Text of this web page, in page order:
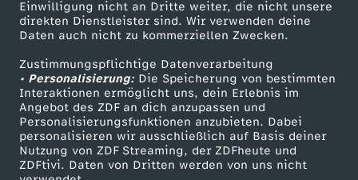
Einwilligung nicht an Dritte weiter, die nicht unsere
direkten Dienstleister sind. Wir verwenden deine
Daten auch nicht zu kommerziellen Zwecken.
Zustimmungspflichtige Datenverarbeitung
• Personalisierung:Die Speicherung von bestimmten
Interaktionen ermöglicht uns, dein Erlebnis im
Angebot des ZDF an dich anzupassen und
Personalisierungsfunktionen anzubieten. Dabei
personalisieren wir ausschließlich auf Basis deiner
Nutzung von ZDF Streaming, der ZDFheute und
ZDFtivi. Daten von Dritten werden von uns nicht
s
i
e
b
Smart TV
ZDFtext
Livestreams
Sendungen A-Z
TV-Programm
Kontakt zum ZDF
Tickets
Zuschauerservice
Hilfe